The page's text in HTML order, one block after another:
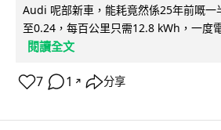
Audi 呢部新車，能耗竟然係25年前嘅
至0.24，每百公里只需12.8 kWh，一度
閱讀全文
7 1 ↗ 分享